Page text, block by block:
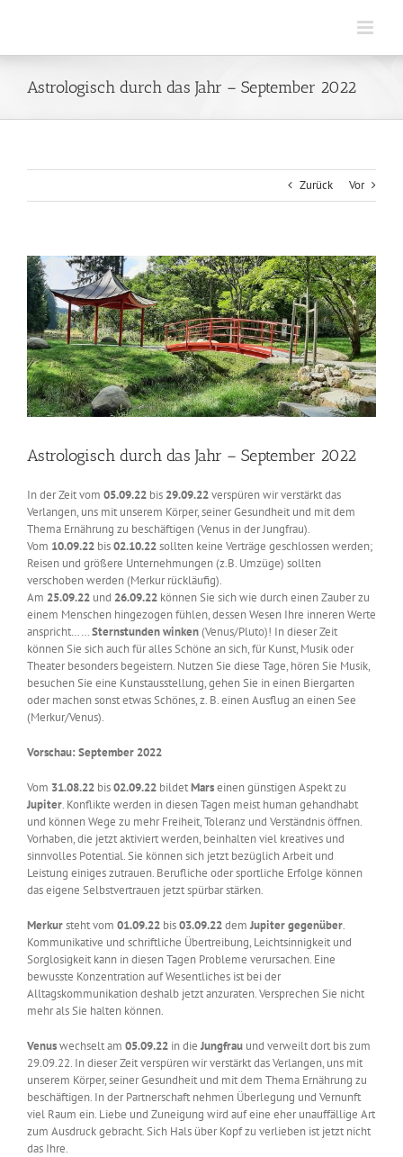
Astrologisch durch das Jahr – September 2022
Zurück Vor
Zeige
grösseres
Bild
Astrologisch durch das Jahr – September 2022
In der Zeit vom 05.09.22 bis 29.09.22verspüren wir verstärkt das
Verlangen, uns mit unserem Körper, seiner Gesundheit und mit dem
Thema Ernährung zu beschäftigen (Venus in der Jungfrau).
Vom 10.09.22 bis02.10.22sollten keine Verträge geschlossen werden;
Reisen und größere Unternehmungen (z.B. Umzüge) sollten
verschoben werden (Merkur rückläufig).
Am 25.09.22 und 26.09.22 können Sie sich wie durch einen Zauber zu
einem Menschen hingezogen fühlen, dessen Wesen Ihre inneren Werte
anspricht……Sternstunden winken(Venus/Pluto)! In dieser Zeit
können Sie sich auch für alles Schöne an sich, für Kunst, Musik oder
Theater besonders begeistern. Nutzen Sie diese Tage, hören Sie Musik,
besuchen Sie eine Kunstausstellung, gehen Sie in einen Biergarten
oder machen sonst etwas Schönes, z. B. einen Ausflug an einen See
(Merkur/Venus).
Vorschau: September 2022
Vom 31.08.22 bis02.09.22 bildetMarseinen günstigen Aspekt zu
Jupiter. Konflikte werden in diesen Tagen meist human gehandhabt
und können Wege zu mehr Freiheit, Toleranz und Verständnis öffnen.
Vorhaben, die jetzt aktiviert werden, beinhalten viel kreatives und
sinnvolles Potential. Sie können sich jetzt bezüglich Arbeit und
Leistung einiges zutrauen. Berufliche oder sportliche Erfolge können
das eigene Selbstvertrauen jetzt spürbar stärken.
Merkursteht vom 01.09.22 bis03.09.22dem Jupitergegenüber.
Kommunikative und schriftliche Übertreibung, Leichtsinnigkeit und
Sorglosigkeit kann in diesen Tagen Probleme verursachen. Eine
bewusste Konzentration auf Wesentliches ist bei der
Alltagskommunikation deshalb jetzt anzuraten. Versprechen Sie nicht
mehr als Sie halten können.
Venuswechselt am 05.09.22 in die Jungfrau und verweilt dort bis zum
29.09.22. In dieser Zeit verspüren wir verstärkt das Verlangen, uns mit
unserem Körper, seiner Gesundheit und mit dem Thema Ernährung zu
beschäftigen. In der Partnerschaft nehmen Überlegung und Vernunft
viel Raum ein. Liebe und Zuneigung wird auf eine eher unauffällige Art
zum Ausdruck gebracht. Sich Hals über Kopf zu verlieben ist jetzt nicht
das Ihre.